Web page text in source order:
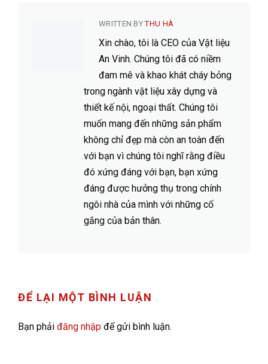
WRITTEN BYTHU HÀ
Xin chào, tôi là CEO của Vật liệu
An Vinh. Chúng tôi đã có niềm
đam mê và khao khát cháy bỏng
trong ngành vật liệu xây dựng và
thiết kế nội, ngoại thất. Chúng tôi
muốn mang đến những sản phẩm
không chỉ đẹp mà còn an toàn đến
với bạn vì chúng tôi nghĩ rằng điều
đó xứng đáng với bạn, bạn xứng
đáng được hưởng thụ trong chính
ngôi nhà của mình với những cố
gắng của bản thân.
ĐỂ LẠI MỘT BÌNH LUẬN
Bạn phải đăng nhập để gửi bình luận.